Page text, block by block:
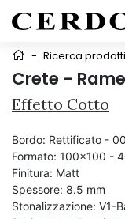
- Ricerca prodotti
Crete -
Effetto Cotto
Bordo: Rettificato -
Formato: 100x100 -
Finitura: Matt
Spessore: 8.5 mm
Stonalizzazione: V1-